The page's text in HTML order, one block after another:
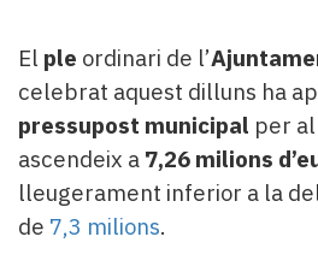
La
newsletter
Pallars
Contingut
patrocinat
Lo
El ple ordinari de l’
celebrat aquest dilluns ha
pressupost municipal per al
ascendeix a 7,26 milions
lleugerament inferior a la
de 7,3 milions.